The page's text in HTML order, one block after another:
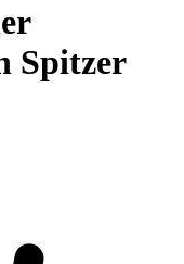
Spitzer